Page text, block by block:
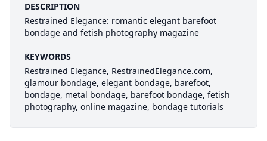
DESCRIPTION
Restrained Elegance: romantic elegant barefoot
bondage and fetish photography magazine
KEYWORDS
Restrained Elegance, RestrainedElegance.com,
glamour bondage, elegant bondage, barefoot,
bondage, metal bondage, barefoot bondage, fetish
photography, online magazine, bondage tutorials